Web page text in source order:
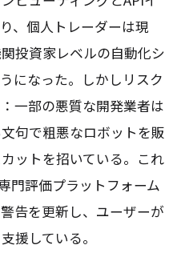
、個人トレーダーは現
投資家レベルの自動化シ
になった。しかしリスク
一部の悪質な開発業者は
句で粗悪なロボットを販
ットを招いている。これ
門評価プラットフォーム
告を更新し、ユーザーが
援している。